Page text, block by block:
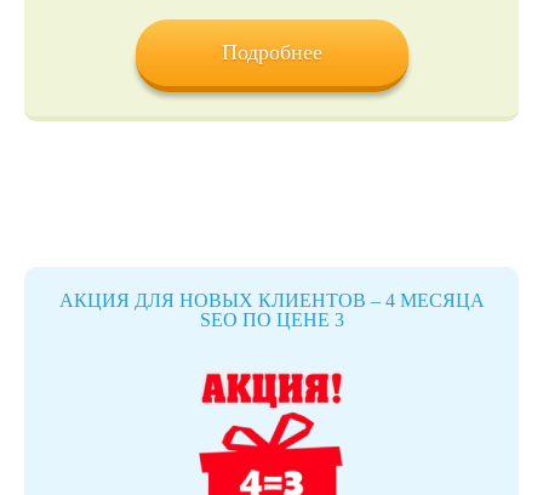
Подробнее
АКЦИЯ ДЛЯ НОВЫХ КЛИЕНТОВ – 4 МЕСЯЦА
SEO ПО ЦЕНЕ 3